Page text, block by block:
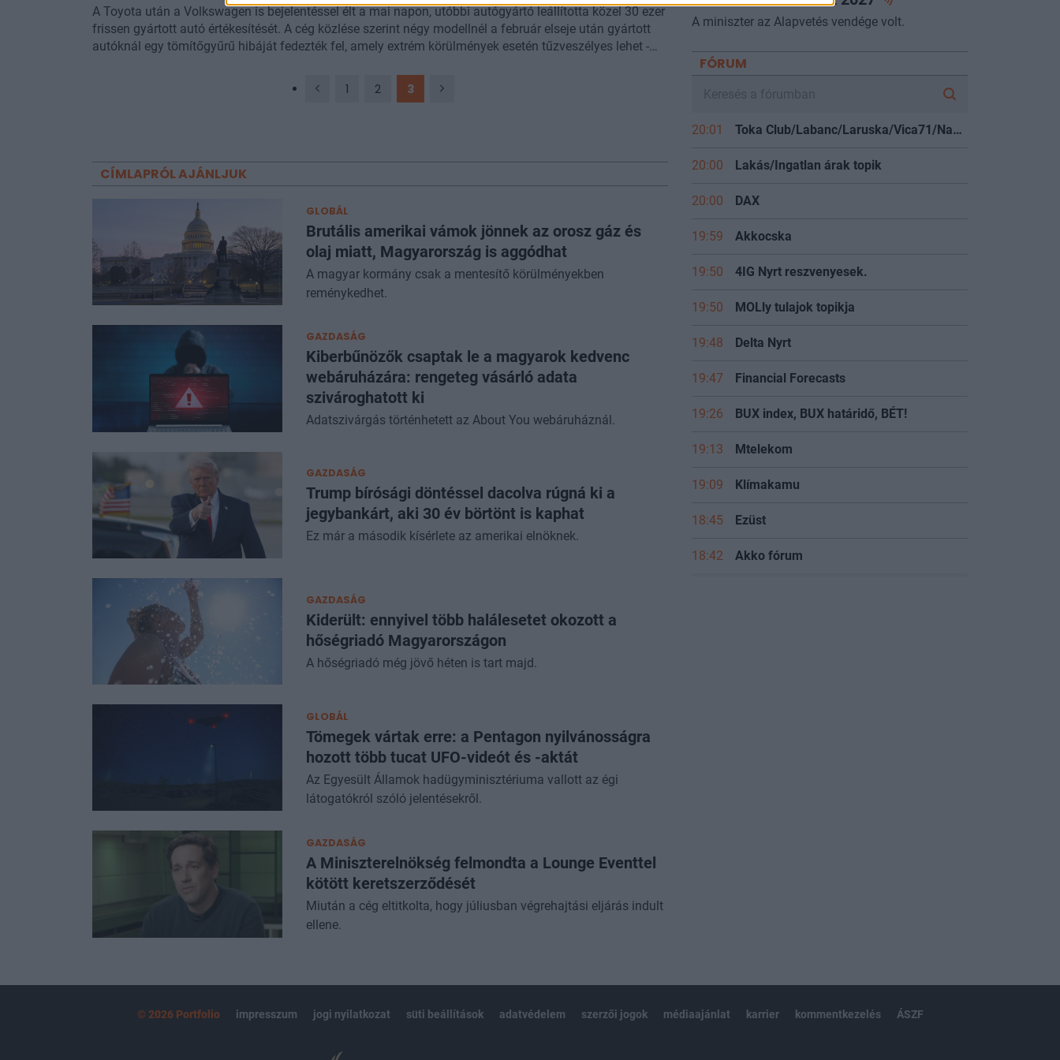
A Toyota után a Volkswagen is bejelentéssel élt a mai napon, utóbbi autógyártó leállította közel 30 ezer
frissen gyártott autó értékesítését. A cég közlése szerint négy modellnél a február elseje után gyártott
autóknál egy tömítőgyűrű hibáját fedezték fel, amely extrém körülmények esetén tűzveszélyes lehet -
1 2 3
CÍMLAPRÓL AJÁNLJUK
GLOBÁL
Brutális amerikai vámok jönnek az orosz gáz és
olaj miatt, Magyarország is aggódhat
A magyar kormány csak a mentesítő körülményekben
reménykedhet.
GAZDASÁG
Kiberbűnözők csaptak le a magyarok kedvenc
webáruházára: rengeteg vásárló adata
szivároghatott ki
Adatszivárgás történhetett az About You webáruháznál.
GAZDASÁG
Trump bírósági döntéssel dacolva rúgná ki a
jegybankárt, aki 30 év börtönt is kaphat
Ez már a második kísérlete az amerikai elnöknek.
GAZDASÁG
Kiderült: ennyivel több halálesetet okozott a
hőségriadó Magyarországon
A hőségriadó még jövő héten is tart majd.
GLOBÁL
Tömegek vártak erre: a Pentagon nyilvánosságra
hozott több tucat UFO-videót és -aktát
Az Egyesült Államok hadügyminisztériuma vallott az égi
látogatókról szóló jelentésekről.
GAZDASÁG
A Miniszterelnökség felmondta a Lounge Eventtel
kötött keretszerződését
Miután a cég eltitkolta, hogy júliusban végrehajtási eljárás indult
ellene.
A miniszter az Alapvetés vendége volt.
FÓRUM
20:01 Toka Club/Labanc/Laruska/Vica71/Nacky/Bpali/Oldrider/Josefernando/Mcbull/Kawaszabi
20:00 Lakás/Ingatlan árak topik
20:00 DAX
19:59 Akkocska
19:50 4IG Nyrt reszvenyesek.
19:50 MOLly tulajok topikja
19:48 Delta Nyrt
19:47 Financial Forecasts
19:26 BUX index, BUX határidő, BÉT!
19:13 Mtelekom
19:09 Klímakamu
18:45 Ezüst
18:42 Akko fórum
© 2026 Portfolio impresszum jogi nyilatkozat süti beállítások adatvédelem szerzői jogok médiaajánlat karrier kommentkezelés ÁSZF